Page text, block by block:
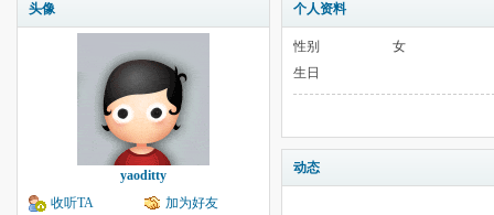
头像
yaoditty
收听TA
加为好友
个人资料
性别
女
生日
动态